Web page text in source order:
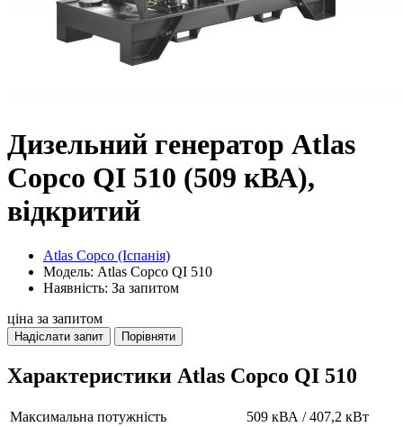
Дизельний генератор Atlas
Copco QI 510 (509 кВА),
відкритий
Atlas Copco (Іспанія)
Модель: Atlas Copco QI 510
Наявність: За запитом
ціна за запитом
Надіслати запит Порівняти
Характеристики Atlas Copco QI 510
Максимальна потужність
509 кВА / 407,2 кВт